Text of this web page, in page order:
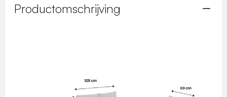
Productomschrijving